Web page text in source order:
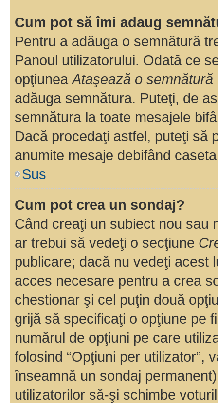
Cum pot să îmi adaug
Pentru a adăuga o semnătură
Panoul utilizatorului. Odată ce
opţiunea Ataşează o semnătură
adăuga semnătura. Puteţi, de
semnătura la toate mesajele
Dacă procedaţi astfel, puteţi să
anumite mesaje debifând
Sus
Cum pot crea un sondaj?
Când creaţi un subiect nou sau
ar trebui să vedeţi o secţiune
publicare; dacă nu vedeţi acest
acces necesare pentru a crea
chestionar şi cel puţin două
grijă să specificaţi o opţiune pe
numărul de opţiuni pe care
folosind “Opţiuni per utilizator”,
înseamnă un sondaj
utilizatorilor să-şi schimbe